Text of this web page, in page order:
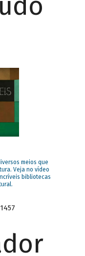
meios que
Veja no vídeo
bibliotecas